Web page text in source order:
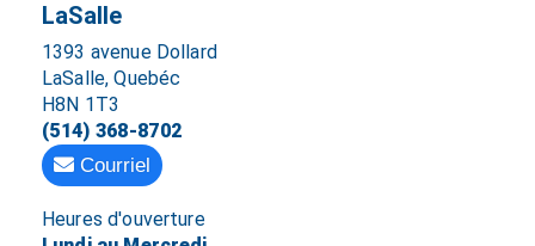
LaSalle
1393 avenue Dollard
LaSalle, Quebéc
H8N 1T3
(514) 368-8702
Courriel
Heures d'ouverture